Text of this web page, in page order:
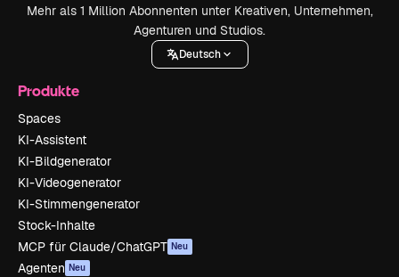
Mehr als 1 Million Abonnenten unter Kreativen, Unternehmen,
Agenturen und Studios.
Deutsch
Produkte
Spaces
KI-Assistent
KI-Bildgenerator
KI-Videogenerator
KI-Stimmengenerator
Stock-Inhalte
MCP für Claude/ChatGPT Neu
Agenten Neu